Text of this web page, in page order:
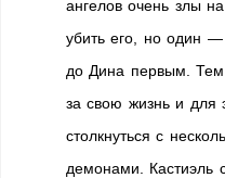
ангелов очень злы
убить его, но один
до Дина первым.
за свою жизнь и для
столкнуться с
демонами. Кастиэль